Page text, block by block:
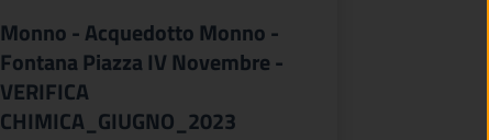
Monno - Acquedotto Monno -
Fontana Piazza IV Novembre -
VERIFICA
CHIMICA_GIUGNO_2023